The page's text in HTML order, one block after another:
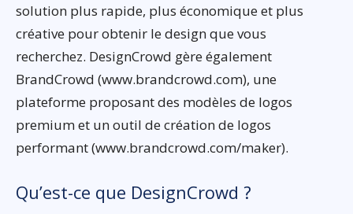
solution plus rapide, plus économique et plus
créative pour obtenir le design que vous
recherchez. DesignCrowd gère également
BrandCrowd (www.brandcrowd.com), une
plateforme proposant des modèles de logos
premium et un outil de création de logos
performant (www.brandcrowd.com/maker).
Qu’est-ce que DesignCrowd ?